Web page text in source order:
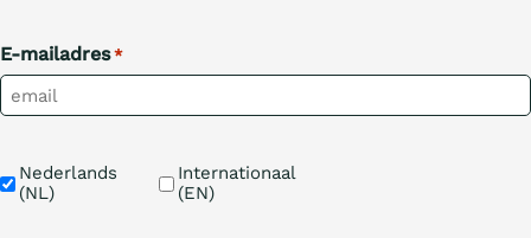
E-mailadres *
TaalNederlands
(NL)
Internationaal
(EN)